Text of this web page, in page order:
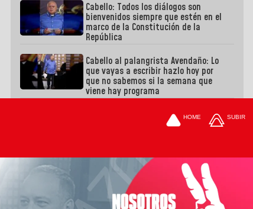
Cabello: Todos los diálogos son
bienvenidos siempre que estén en el
marco de la Constitución de la
República
Cabello al palangrista Avendaño: Lo
que vayas a escribir hazlo hoy por
que no sabemos si la semana que
viene hay programa
HOME SUBIR